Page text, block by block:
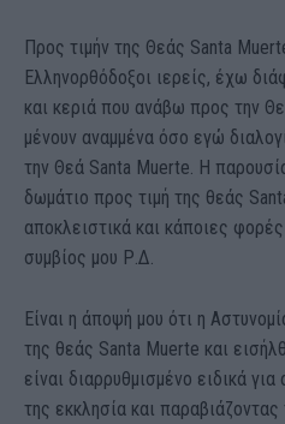
Προς τιμήν της Θεάς Santa
Ελληνορθόδοξοι ιερείς, έχω
και κεριά που ανάβω προς την
μένουν αναμμένα όσο εγώ
την Θεά Santa Muerte. Η
δωμάτιο προς τιμή της θεάς
αποκλειστικά και κάποιες
συμβίος μου Ρ.Δ.
Είναι η άποψή μου ότι η
της θεάς Santa Muerte και
είναι διαρρυθμισμένο ειδικά
της εκκλησία και